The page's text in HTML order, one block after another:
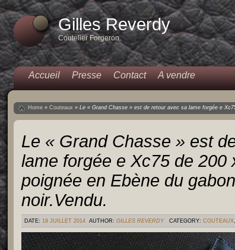
Gilles Reverdy
Coutelier Forgeron
Accueil Presse Contact A vendre
Home » Couteaux » Le « Grand Chasse » est de retour avec sa lame forgée e
Le « Grand Chasse » est
lame forgée e Xc75 de 200
poignée en Ebène du
noir.Vendu.
DATE: 19 JUILLET 2014 AUTHOR: GILLES REVERDY CATEGORY: COUTEAUX,